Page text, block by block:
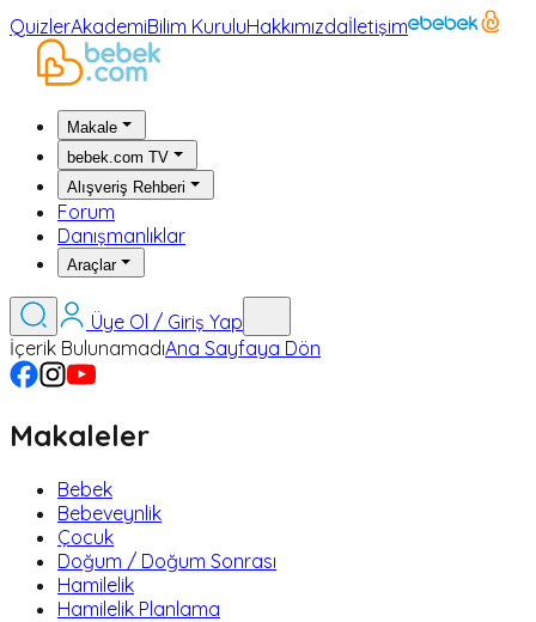
QuizlerAkademiBilim KuruluHakkımızdaİletişim
Makale
bebek.com TV
Alışveriş Rehberi
Forum
Danışmanlıklar
Araçlar
Üye Ol / Giriş Yap
İçerik BulunamadıAna Sayfaya Dön
Makaleler
Bebek
Bebeveynlik
Çocuk
Doğum / Doğum Sonrası
Hamilelik
Hamilelik Planlama